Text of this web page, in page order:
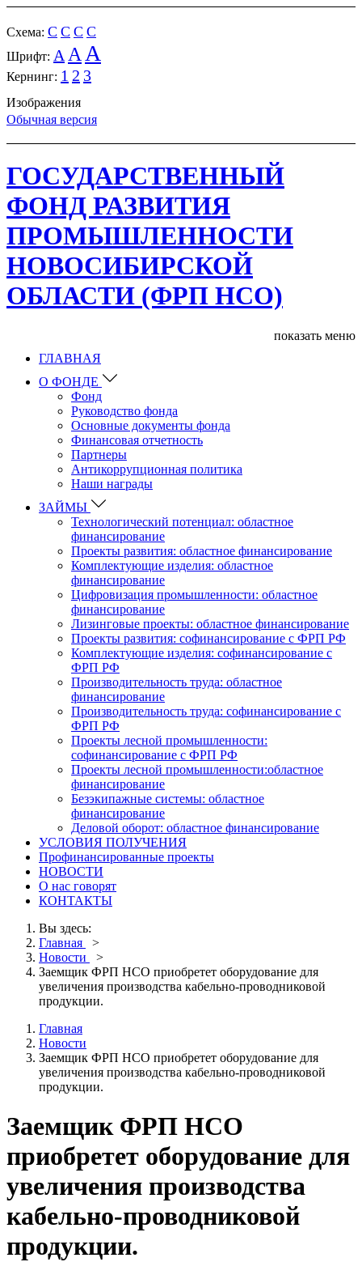
Cхема: C C C C
Шрифт: A A A
Кернинг: 1 2 3
Изображения
Обычная версия
ГОСУДАРСТВЕННЫЙ
ФОНД РАЗВИТИЯ
ПРОМЫШЛЕННОСТИ
НОВОСИБИРСКОЙ
ОБЛАСТИ (ФРП НСО)
показать меню
ГЛАВНАЯ
О ФОНДЕ
Фонд
Руководство фонда
Основные документы фонда
Финансовая отчетность
Партнеры
Антикоррупционная политика
Наши награды
ЗАЙМЫ
Технологический потенциал: областное
финансирование
Проекты развития: областное финансирование
Комплектующие изделия: областное
финансирование
Цифровизация промышленности: областное
финансирование
Лизинговые проекты: областное финансирование
Проекты развития: софинансирование с ФРП РФ
Комплектующие изделия: софинансирование с
ФРП РФ
Производительность труда: областное
финансирование
Производительность труда: софинансирование с
ФРП РФ
Проекты лесной промышленности:
софинансирование с ФРП РФ
Проекты лесной промышленности:областное
финансирование
Безэкипажные системы: областное
финансирование
Деловой оборот: областное финансирование
УСЛОВИЯ ПОЛУЧЕНИЯ
Профинансированные проекты
НОВОСТИ
О нас говорят
КОНТАКТЫ
Вы здесь:
Главная
>
Новости
>
Заемщик ФРП НСО приобретет оборудование для
увеличения производства кабельно-проводниковой
продукции.
Главная
Новости
Заемщик ФРП НСО приобретет оборудование для
увеличения производства кабельно-проводниковой
продукции.
Заемщик ФРП НСО
приобретет оборудование для
увеличения производства
кабельно-проводниковой
продукции.